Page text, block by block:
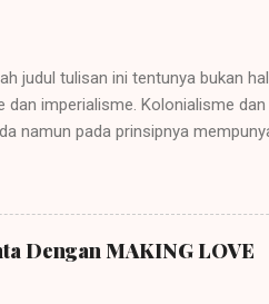
judul tulisan ini tentunya bukan
dan imperialisme. Kolonialisme
namun pada prinsipnya
contoh imperialisme terjadi
berasal dari kata Latin
Orang yang diberi hak itu (diberi
lambat-laun raja disebut
Dengan MAKING LOVE